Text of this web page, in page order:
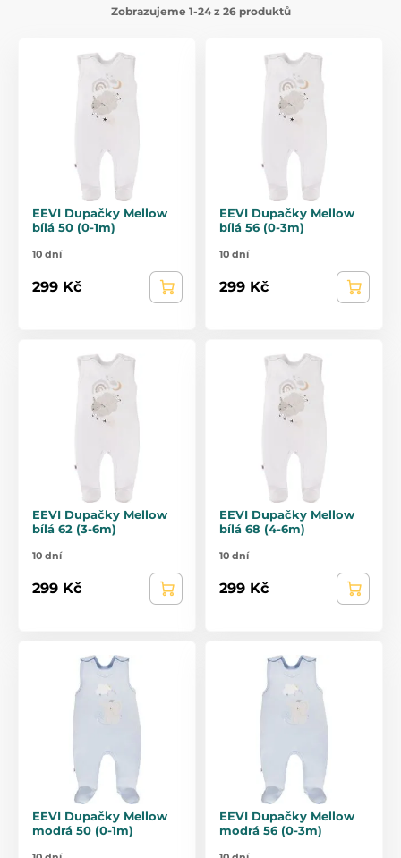
Zobrazujeme 1-24 z 26 produktů
EEVI Dupačky Mellow
bílá 50 (0-1m)
10 dní
299 Kč
EEVI Dupačky Mellow
bílá 56 (0-3m)
10 dní
299 Kč
EEVI Dupačky Mellow
bílá 62 (3-6m)
10 dní
299 Kč
EEVI Dupačky Mellow
bílá 68 (4-6m)
10 dní
299 Kč
EEVI Dupačky Mellow
modrá 50 (0-1m)
EEVI Dupačky Mellow
modrá 56 (0-3m)